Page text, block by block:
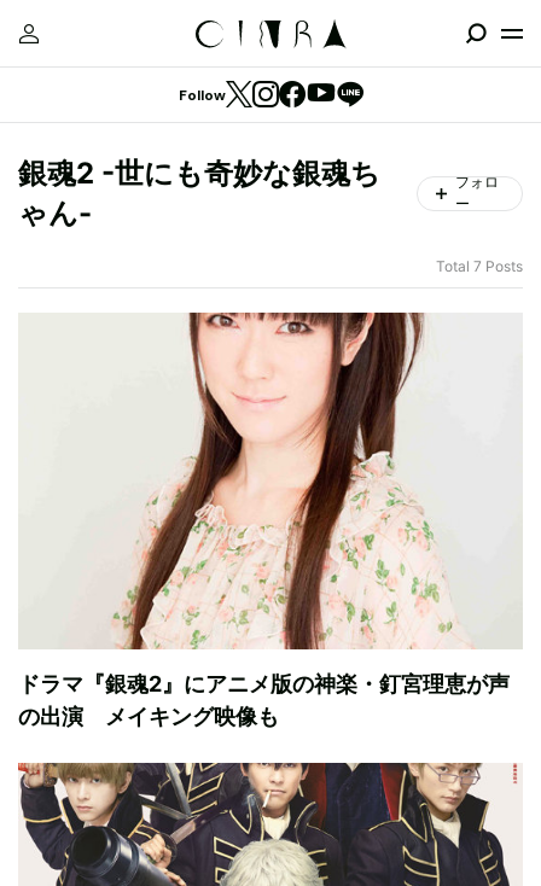
Follow
銀魂2 -世にも奇妙な銀魂ち
ゃん-
フォロ
ー
Total 7 Posts
ドラマ『銀魂2』にアニメ版の神楽・釘宮理恵が声
の出演 メイキング映像も